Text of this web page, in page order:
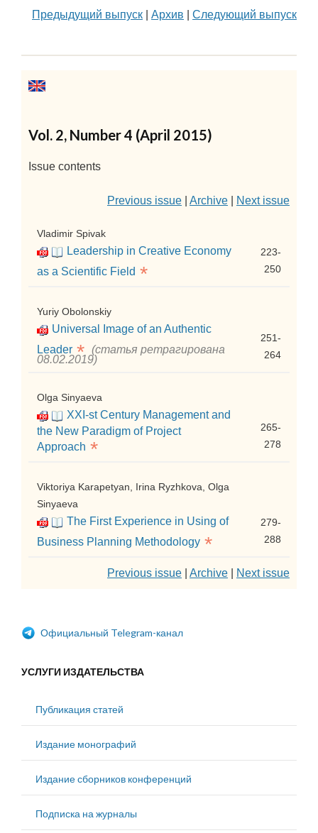
Предыдущий выпуск Архив Следующий выпуск
Vol. 2, Number 4 (April 2015)
Issue contents
Previous issue Archive Next issue
Vladimir Spivak
Leadership in Creative Economy
as a Scientific Field *
223-
250
Yuriy Obolonskiy
Universal Image of an Authentic
Leader * (статья ретрагирована
08.02.2019)
251-
264
Olga Sinyaeva
XXI-st Century Management and
the New Paradigm of Project
Approach *
265-
278
Viktoriya Karapetyan, Irina Ryzhkova, Olga
Sinyaeva
The First Experience in Using of
Business Planning Methodology *
279-
288
Previous issue Archive Next issue
Официальный Telegram-канал
УСЛУГИ ИЗДАТЕЛЬСТВА
Публикация статей
Издание монографий
Издание сборников конференций
Подписка на журналы